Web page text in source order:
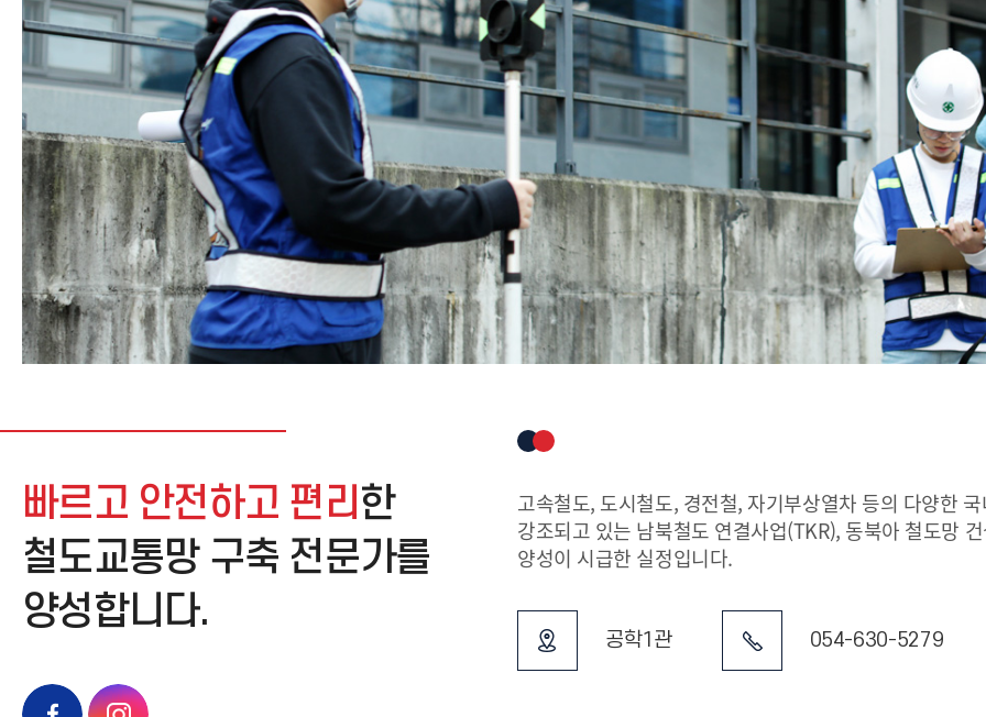
빠르고 안전하고 편리 한
철도교통망 구축 전문가를
양성합니다.
고속철도, 도시철도, 경전철, 자기부상열차 등의 다양한
강조되고 있는 남북철도 연결사업(TKR), 동북아 철도망
양성이 시급한 실정입니다.
공학1관 054-630-5279